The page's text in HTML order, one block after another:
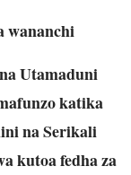
wananchi
Utamaduni
katika
na Serikali
kutoa fedha za